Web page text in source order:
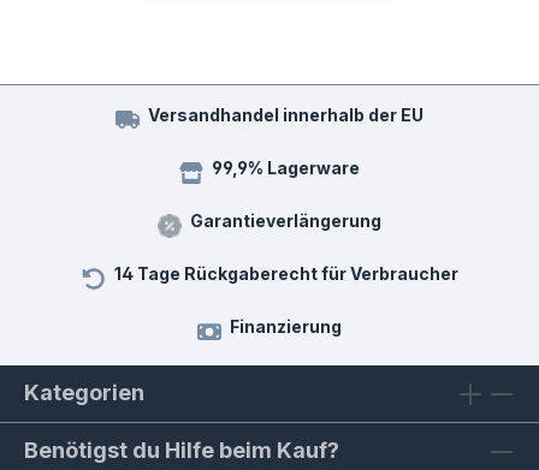
Versandhandel innerhalb der EU
99,9% Lagerware
Garantieverlängerung
14 Tage Rückgaberecht für Verbraucher
Finanzierung
Kategorien
Benötigst du Hilfe beim Kauf?